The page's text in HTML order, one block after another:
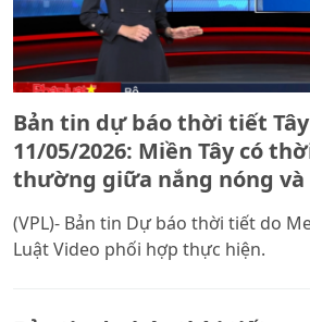
Bản tin dự báo thời tiết
11/05/2026: Miền Tây có
thường giữa nắng nóng và
(VPL)- Bản tin Dự báo thời tiết do
Luật Video phối hợp thực hiện.